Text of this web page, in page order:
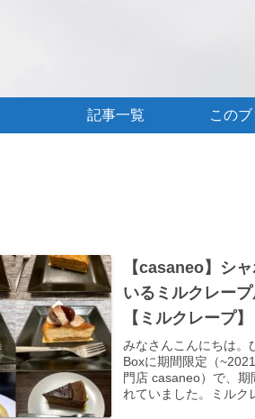
記事一覧 この
【casaneo】シ
いるミルクレー
【ミルクレープ】
みなさんこんにちは。
Boxに期間限定（
門店 casaneo）で、
れていました。ミルク